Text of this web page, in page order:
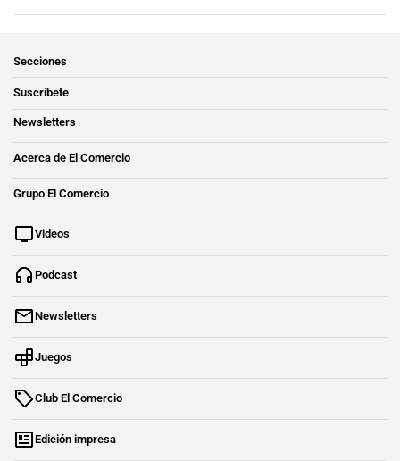
Secciones
Suscríbete
Newsletters
Acerca de El Comercio
Grupo El Comercio
Videos
Podcast
Newsletters
Juegos
Club El Comercio
Edición impresa